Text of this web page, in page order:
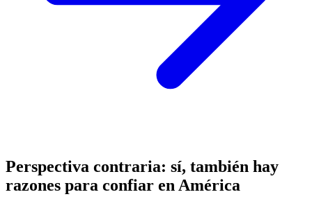
Perspectiva contraria: sí, también hay
razones para confiar en América